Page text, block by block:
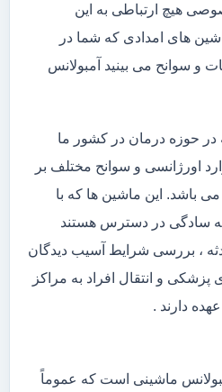
هیچ ارتباطی به این
های امدادی که شما در
و سوانح می بینید آمبولانس
در حوزه درمان در کشور ما
اورژانسی و سوانح مختلف بر
باشد. این ماشین ها که با
تلفن معروف ۱۱۵ به سادگی در دسترس هستند
، بررسی شرایط آسیب دیدگان
و انتقال افراد به مراکز
دارند .
ماشینی است که عموماً